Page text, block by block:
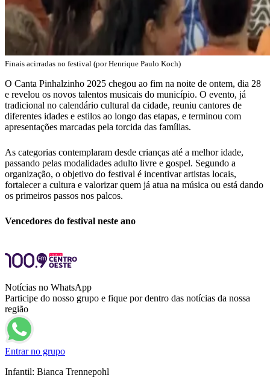
Finais acirradas no festival (por Henrique Paulo Koch)
O Canta Pinhalzinho 2025 chegou ao fim na noite de ontem, dia 28
e revelou os novos talentos musicais do município. O evento, já
tradicional no calendário cultural da cidade, reuniu cantores de
diferentes idades e estilos ao longo das etapas, e terminou com
apresentações marcadas pela torcida das famílias.
As categorias contemplaram desde crianças até a melhor idade,
passando pelas modalidades adulto livre e gospel. Segundo a
organização, o objetivo do festival é incentivar artistas locais,
fortalecer a cultura e valorizar quem já atua na música ou está dando
os primeiros passos nos palcos.
Vencedores do festival neste ano
Notícias no WhatsApp
Participe do nosso grupo e fique por dentro das notícias da nossa
região
Entrar no grupo
Infantil: Bianca Trennepohl